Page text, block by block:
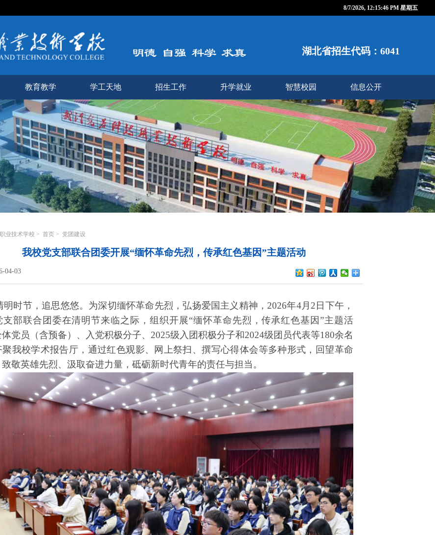
8/7/2026, 12:15:49 PM 星期五
湖北省招生代码：6041
教育教学
管理规定
学工天地
学生风采
管理规定
学工简报
招生工作 升学就业
校企合作
智慧校园
智慧校园
信息公开
最新资讯
人事师资
财务收费
后勤管理
业技术学校 > 首页 > 党团建设
我校党支部联合团委开展“缅怀革命先烈，传承红色基因”主题活动
04-03
明时节，追思悠悠。为深切缅怀革命先烈，弘扬爱国主义精神， 2026年4月2日下午，
支部联合团委在清明节来临之际，组织开展“缅怀革命先烈，传承红色基因”主题活
党员（含预备）、入党积极分子、2025级入团积极分子和2024级团员代表等180余名
聚我校学术报告厅，通过红色观影、网上祭扫、撰写心得体会等多种形式，回望革命
致敬英雄先烈、汲取奋进力量，砥砺新时代青年的责任与担当。